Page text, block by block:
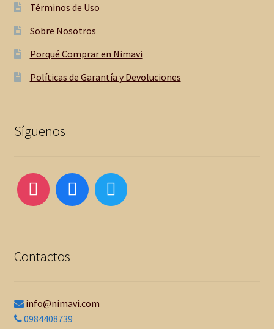
Términos de Uso
Sobre Nosotros
Porqué Comprar en Nimavi
Políticas de Garantía y Devoluciones
Síguenos
Contactos
info@nimavi.com
0984408739